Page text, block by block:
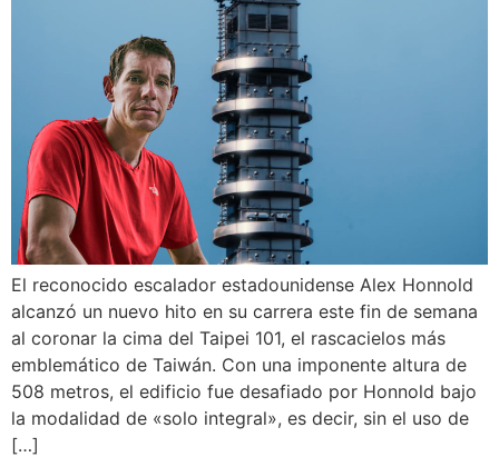
El reconocido escalador estadounidense Alex Honnold
alcanzó un nuevo hito en su carrera este fin de semana
al coronar la cima del Taipei 101, el rascacielos más
emblemático de Taiwán. Con una imponente altura de
508 metros, el edificio fue desafiado por Honnold bajo
la modalidad de «solo integral», es decir, sin el uso de
[…]